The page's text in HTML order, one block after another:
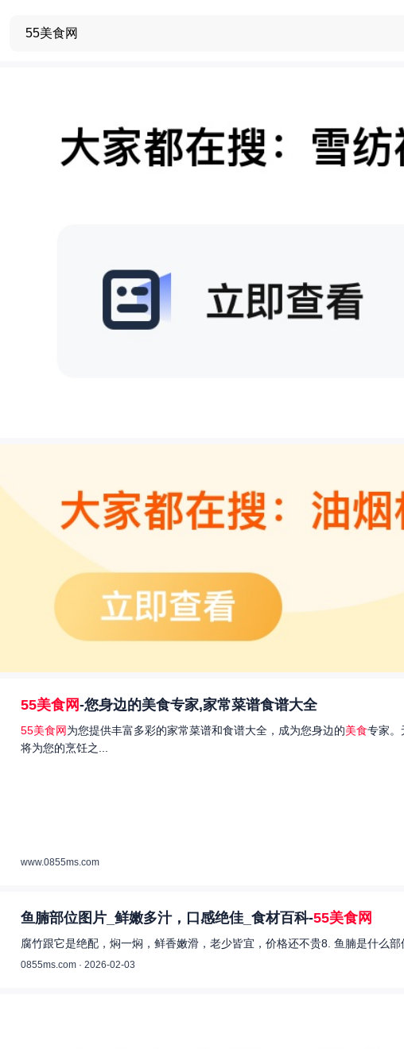
55美食网-您身边的美食专家,家常菜谱食谱大全
55美食网为您提供丰富多彩的家常菜谱和食谱大全，成为您身边的美食专家。
将为您的烹饪之...
www.0855ms.com
鱼腩部位图片_鲜嫩多汁，口感绝佳_食材百科-55美食网
腐竹跟它是绝配，焖一焖，鲜香嫩滑，老少皆宜，价格还不贵8. 鱼腩是什么
0855ms.com · 2026-02-03